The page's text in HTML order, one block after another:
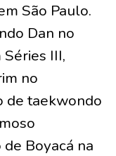
São Paulo.
Dan no
III,
no
de taekwondo
Boyacá na